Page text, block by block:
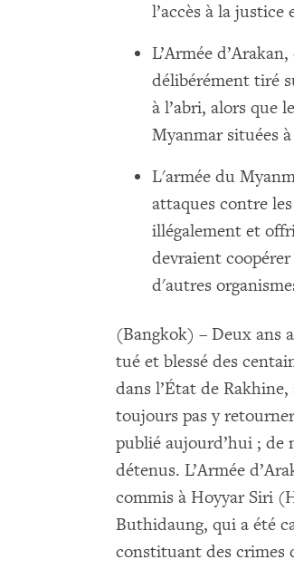
l’accès à la
L’Armée
délibérément tiré
à l’abri, alors que
Myanmar situées
L'armée du
attaques contre
illégalement et
devraient
d'autres
(Bangkok) – Deux ans
tué et blessé des
dans l’État de Rakhine,
toujours pas y
publié aujourd’hui ; de
détenus. L’Armée
commis à Hoyyar Siri
Buthidaung, qui a été
constituant des crimes